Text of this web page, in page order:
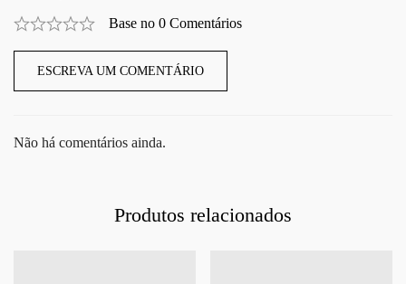
Base no 0 Comentários
ESCREVA UM COMENTÁRIO
Não há comentários ainda.
Produtos relacionados